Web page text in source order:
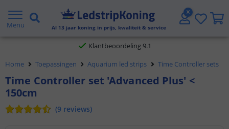
Menu Al 13 jaar koning in prijs, kwaliteit & service
Gratis verzending vanaf € 20,- NL en BE
Klantbeoordeling 9.1
Voor 23:45 uur besteld, morgen in huis
Home Toepassingen Aquarium led strips Time Controller sets
Time Controller set 'Advanced Plus' <
150cm
(9 reviews)